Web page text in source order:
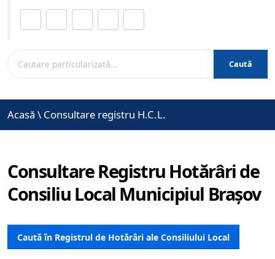
Caută
Acasă \ Consultare registru H.C.L.
Consultare Registru Hotărâri de
Consiliu Local Municipiul Brașov
Caută în Registrul de Hotărâri ale Consiliului Local